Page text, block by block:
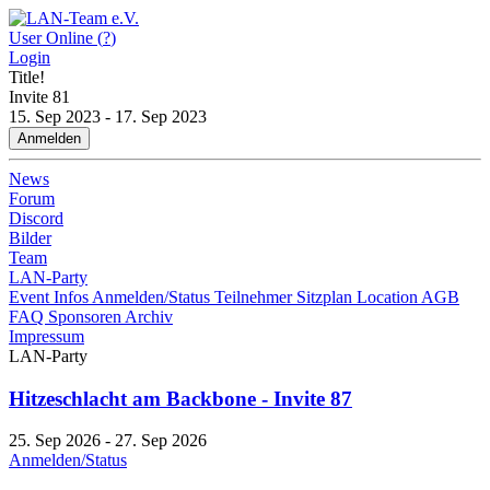
User Online (?)
Login
Title!
Invite 81
15. Sep 2023 - 17. Sep 2023
Anmelden
News
Forum
Discord
Bilder
Team
LAN-Party
Event Infos Anmelden/Status Teilnehmer Sitzplan Location AGB
FAQ Sponsoren Archiv
Impressum
LAN-Party
Hitzeschlacht am Backbone - Invite 87
25. Sep 2026 - 27. Sep 2026
Anmelden/Status